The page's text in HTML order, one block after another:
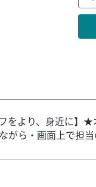
をより、身近に
がら・画面上で担